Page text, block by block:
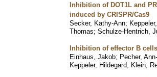
Inhibition of DOT1L and
induced by CRISPR/Cas9
Secker, Kathy-Ann;
Thomas; Schulze-Hentrich,
Inhibition of effector B
Einhaus, Jakob; Pecher,
Keppeler, Hildegard; Klein,